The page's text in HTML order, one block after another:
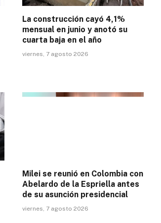
La construcción cayó 4,1%
mensual en junio y anotó su
cuarta baja en el año
viernes, 7 agosto 2026
Milei se reunió en Colombia con
Abelardo de la Espriella antes
de su asunción presidencial
viernes, 7 agosto 2026